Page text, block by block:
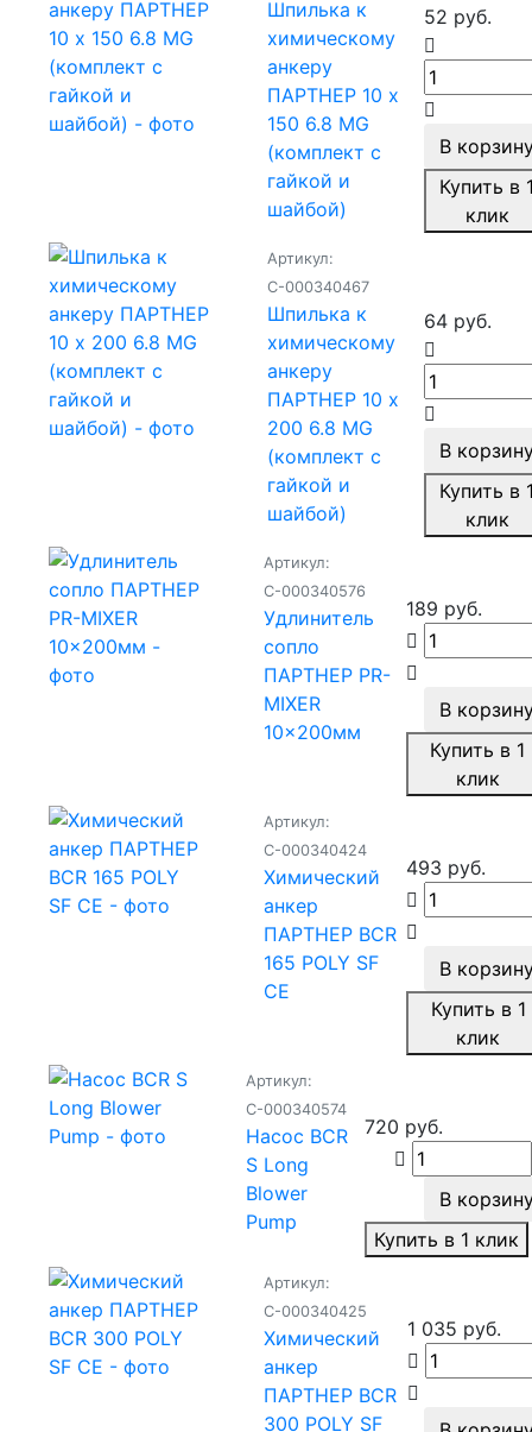
Шпилька к
химическому
анкеру
ПАРТНЕР 10 х
150 6.8 MG
(комплект с
гайкой и
шайбой)
52 руб.
В
Купить в
клик
Артикул:
С-000340467
Шпилька к
химическому
анкеру
ПАРТНЕР 10 х
200 6.8 MG
(комплект с
гайкой и
шайбой)
64 руб.
В
Купить в
клик
Артикул:
С-000340576
Удлинитель
сопло
ПАРТНЕР PR-
MIXER
10x200мм
189 руб.
В
Купить в 1
клик
Артикул:
С-000340424
Химический
анкер
ПАРТНЕР BCR
165 POLY SF
CE
493 руб.
В
Купить в 1
клик
Артикул:
С-000340574
Насос BCR
S Long
Blower
Pump
720 руб.
В
Купить в 1 клик
Артикул:
С-000340425
Химический
анкер
ПАРТНЕР BCR
300 POLY SF
1 035 руб.